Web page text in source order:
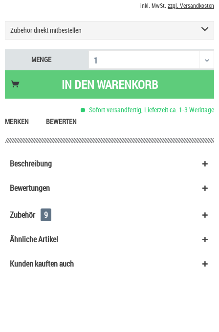
inkl. MwSt. zzgl. Versandkosten
Zubehör direkt mitbestellen
Basis Liquid VPG (50/50) SC - 100 ml
53,90 €
Nikotin Shot 20 mg/ml UltraBio
6,50 €
Nikotinsalz Shot UltraBio 20 mg/ml
53,90 €
MENGE
IN DENWARENKORB
Sofort versandfertig, Lieferzeit ca. 1-3 Werktage
MERKEN
BEWERTEN
Beschreibung
Bewertungen
Zubehör 9
Ähnliche Artikel
Kunden kauften auch